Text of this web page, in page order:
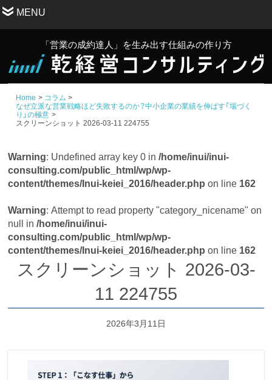
MENU
「営業の成約達人」を生み出す仕組みの作り方
Home
コラム
なぜ立派な営業戦略ほど失敗するのか？中小企業の業績を伸ばす「場づく
り」の極意
スクリーンショット 2026-03-11 224755
Warning : Undefined array key 0 in/home/inui/inui-
consulting.com/public_html/wp/wp-
content/themes/Inui-keiei_2016/header.php on line 162
Warning: Attempt to read property "category_nicename" on
null in/home/inui/inui-
consulting.com/public_html/wp/wp-
content/themes/Inui-keiei_2016/header.php on line 162
スクリーンショット 2026-03-
11 224755
2026年3月11日